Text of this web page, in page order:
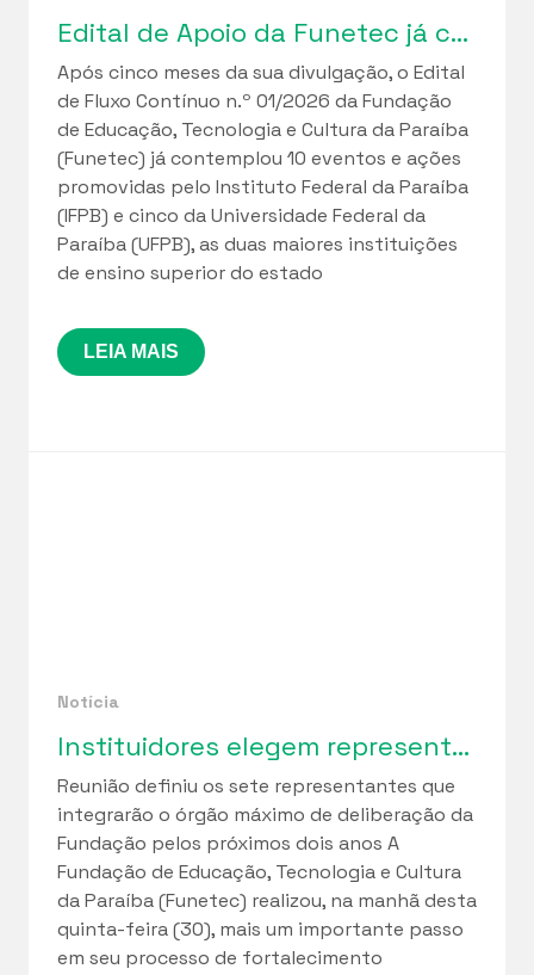
Edital de Apoio da Funetec já contemplou 10 iniciativas do IFPB e 5 da UFPB
Após cinco meses da sua divulgação, o Edital
de Fluxo Contínuo n.º 01/2026 da Fundação
de Educação, Tecnologia e Cultura da Paraíba
(Funetec) já contemplou 10 eventos e ações
promovidas pelo Instituto Federal da Paraíba
(IFPB) e cinco da Universidade Federal da
Paraíba (UFPB), as duas maiores instituições
de ensino superior do estado
LEIA MAIS
Notícia
Instituidores elegem representantes para o Conselho Curador da Funetec em marco de fortalecimento da governança institucional
Reunião definiu os sete representantes que
integrarão o órgão máximo de deliberação da
Fundação pelos próximos dois anos A
Fundação de Educação, Tecnologia e Cultura
da Paraíba (Funetec) realizou, na manhã desta
quinta-feira (30), mais um importante passo
em seu processo de fortalecimento